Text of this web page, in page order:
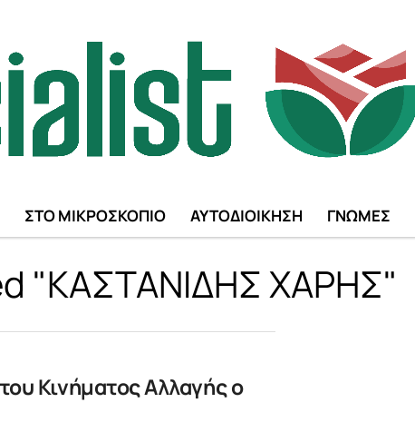
ΣΤΟ ΜΙΚΡΟΣΚΟΠΙΟ ΑΥΤΟΔΙΟΙΚΗΣΗ ΓΝΩΜΕΣ
"ΚΑΣΤΑΝΙΔΗΣ ΧΑΡΗΣ"
Κινήματος Αλλαγής ο